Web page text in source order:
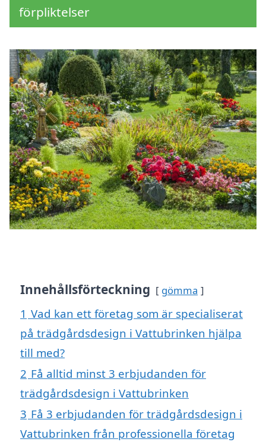
förpliktelser
Innehållsförteckning gömma
1 Vad kan ett företag som är specialiserat
på trädgårdsdesign i Vattubrinken hjälpa
till med?
2 Få alltid minst 3 erbjudanden för
trädgårdsdesign i Vattubrinken
3 Få 3 erbjudanden för trädgårdsdesign i
Vattubrinken från professionella företag